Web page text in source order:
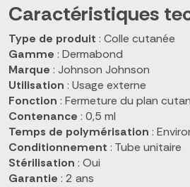
Caractéristiques
Type de produit : Colle cutanée
Gamme : Dermabond
Marque : Johnson Johnson
Utilisation : Usage externe
Fonction : Fermeture du plan
Contenance : 0,5 ml
Temps de polymérisation :
Conditionnement : Tube unitaire
Stérilisation : Oui
Garantie : 2 ans